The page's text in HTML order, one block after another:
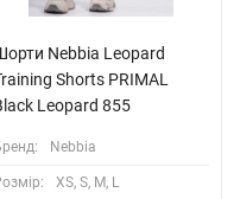
Nebbia Leopard
Shorts PRIMAL
Leopard 855
Nebbia
XS, S, M, L